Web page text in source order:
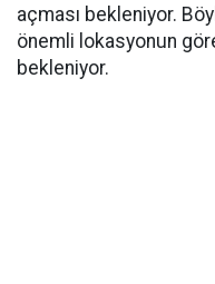
açması bekleniyor.
önemli lokasyonun
bekleniyor.